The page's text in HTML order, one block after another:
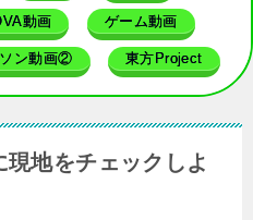
動画 ゲーム動画
ン動画② 東方Project
現地をチェックしよ